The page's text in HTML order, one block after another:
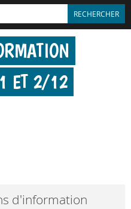
ET 2/​12
d'information